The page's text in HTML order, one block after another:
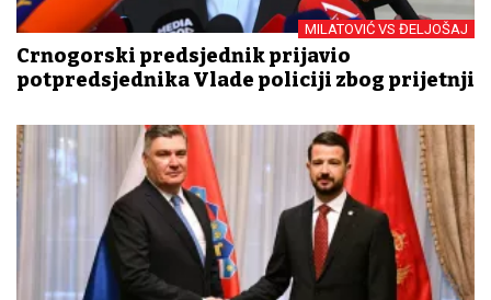
MILATOVIĆ VS ĐELJOŠAJ
Crnogorski predsjednik prijavio
potpredsjednika Vlade policiji zbog prijetnji